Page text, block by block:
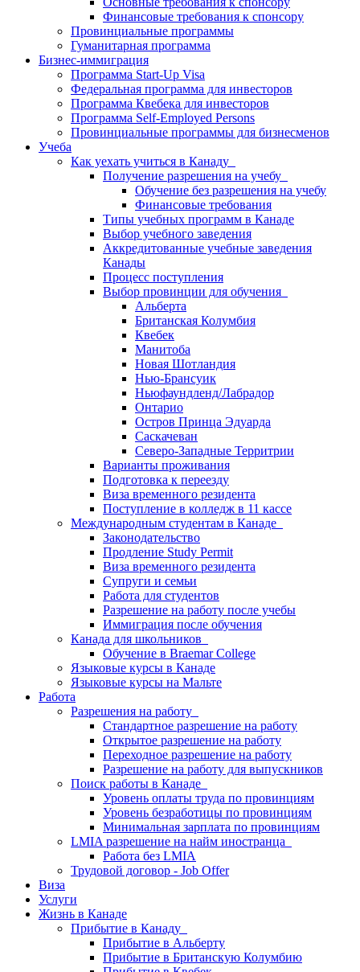
Финансовые требования к спонсору
Провинциальные программы
Гуманитарная программа
Бизнес-иммиграция
Программа Start-Up Visa
Федеральная программа для инвесторов
Программа Квебека для инвесторов
Программа Self-Employed Persons
Провинциальные программы для бизнесменов
Учеба
Как уехать учиться в Канаду
Получение разрешения на учебу
Обучение без разрешения на учебу
Финансовые требования
Типы учебных программ в Канаде
Выбор учебного заведения
Аккредитованные учебные заведения
Канады
Процесс поступления
Выбор провинции для обучения
Альберта
Британская Колумбия
Квебек
Манитоба
Новая Шотландия
Нью-Брансуик
Ньюфаундленд/Лабрадор
Онтарио
Остров Принца Эдуарда
Саскачеван
Северо-Западные Территрии
Варианты проживания
Подготовка к переезду
Виза временного резидента
Поступление в колледж в 11 кассе
Международным студентам в Канаде
Законодательство
Продление Study Permit
Виза временного резидента
Супруги и семьи
Работа для студентов
Разрешение на работу после учебы
Иммиграция после обучения
Канада для школьников
Обучение в Braemar College
Языковые курсы в Канаде
Языковые курсы на Мальте
Работа
Разрешения на работу
Стандартное разрешение на работу
Открытое разрешение на работу
Переходное разрешение на работу
Разрешение на работу для выпускников
Поиск работы в Канаде
Уровень оплаты труда по провинциям
Уровень безработицы по провинциям
Минимальная зарплата по провинциям
LMIA разрешение на найм иностранца
Работа без LMIA
Трудовой договор - Job Offer
Виза
Услуги
Жизнь в Канаде
Прибытие в Канаду
Прибытие в Альберту
Прибытие в Британскую Колумбию